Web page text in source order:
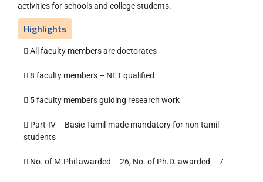
activities for schools and college students.
Highlights
 All faculty members are doctorates
 8 faculty members – NET qualified
 5 faculty members guiding research work
 Part-IV – Basic Tamil-made mandatory for non tamil
students
 No. of M.Phil awarded – 26, No. of Ph.D. awarded – 7